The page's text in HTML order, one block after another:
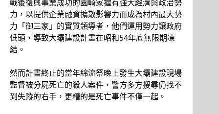
戰後復興事業成功的園崎家握有強大經濟與政治勢
力，以提供企業融資擴散影響力而成為村內最大勢
力「御三家」的實質領導者，他們運用勢力讓政府
低頭，導致大壩建設計畫在昭和54年底無限期凍
結。
然而計畫終止的當年綿流祭晚上發生大壩建設現場
監督被分屍死亡的殺人案件，警方多方搜尋仍找不
到失蹤的右手，更糟的是死亡事件不僅一起。